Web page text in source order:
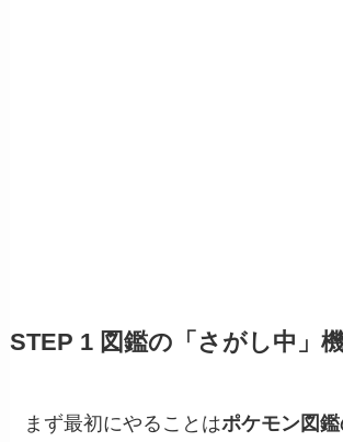
STEP 1 図鑑の「さがし中」
まず最初にやることはポケモン図